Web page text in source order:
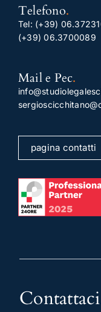
Telefono.
Tel: (+39)
(+39) 06.3700089
Mail e Pec.
pagina contatti
Contattaci